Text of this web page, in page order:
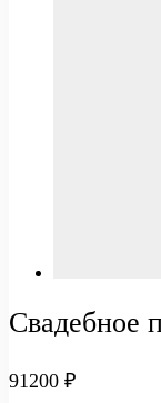
Свадебное
91200 ₽